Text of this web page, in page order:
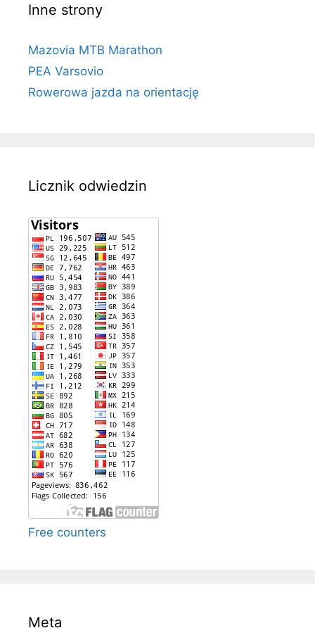
Inne strony
Mazovia MTB Marathon
PEA Varsovio
Rowerowa jazda na orientację
Licznik odwiedzin
Free counters
Meta